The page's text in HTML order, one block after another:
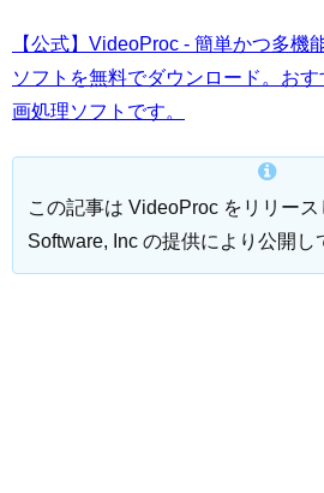
【公式】VideoProc - 簡単かつ多機
ソフトを無料でダウンロード。お
画処理ソフトです。
この記事は VideoProc をリリー
Software, Inc の提供により公開し